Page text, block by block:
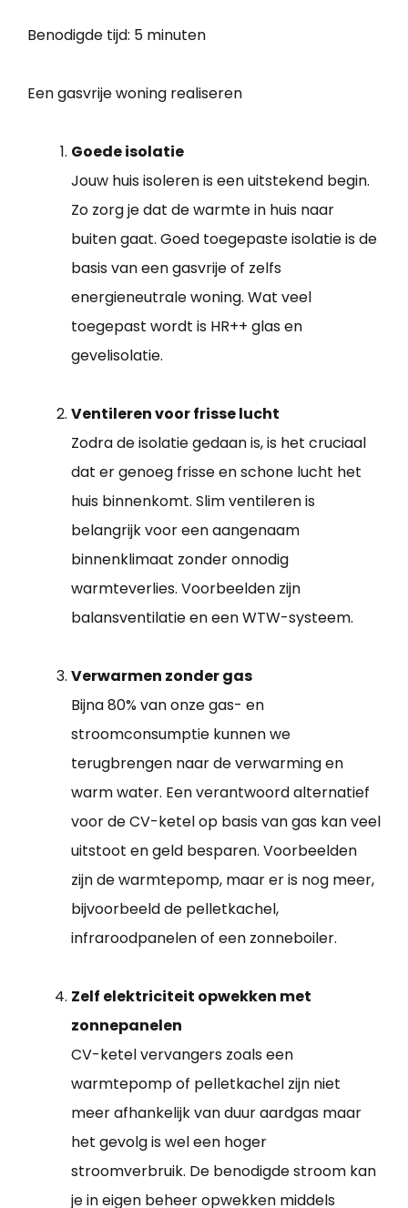
Benodigde tijd: 5 minuten
Een gasvrije woning realiseren
Goede isolatie
Jouw huis isoleren is een uitstekend begin.
Zo zorg je dat de warmte in huis naar
buiten gaat. Goed toegepaste isolatie is de
basis van een gasvrije of zelfs
energieneutrale woning. Wat veel
toegepast wordt is HR++ glas en
gevelisolatie.
Ventileren voor frisse lucht
Zodra de isolatie gedaan is, is het cruciaal
dat er genoeg frisse en schone lucht het
huis binnenkomt. Slim ventileren is
belangrijk voor een aangenaam
binnenklimaat zonder onnodig
warmteverlies. Voorbeelden zijn
balansventilatie en een WTW-systeem.
Verwarmen zonder gas
Bijna 80% van onze gas- en
stroomconsumptie kunnen we
terugbrengen naar de verwarming en
warm water. Een verantwoord alternatief
voor de CV-ketel op basis van gas kan veel
uitstoot en geld besparen. Voorbeelden
zijn de warmtepomp, maar er is nog meer,
bijvoorbeeld de pelletkachel,
infraroodpanelen of een zonneboiler.
Zelf elektriciteit opwekken met
zonnepanelen
CV-ketel vervangers zoals een
warmtepomp of pelletkachel zijn niet
meer afhankelijk van duur aardgas maar
het gevolg is wel een hoger
stroomverbruik. De benodigde stroom kan
je in eigen beheer opwekken middels